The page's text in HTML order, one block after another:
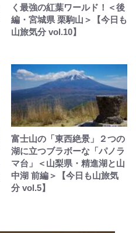
く最強の紅葉ワールド！＜後
編・宮城県 栗駒山＞【今日も
山旅気分 vol.10】
富士山の「東西絶景」２つの
湖に立つブラボーな「パノラ
マ台」＜山梨県・精進湖と山
中湖 前編＞【今日も山旅気
分 vol.5】